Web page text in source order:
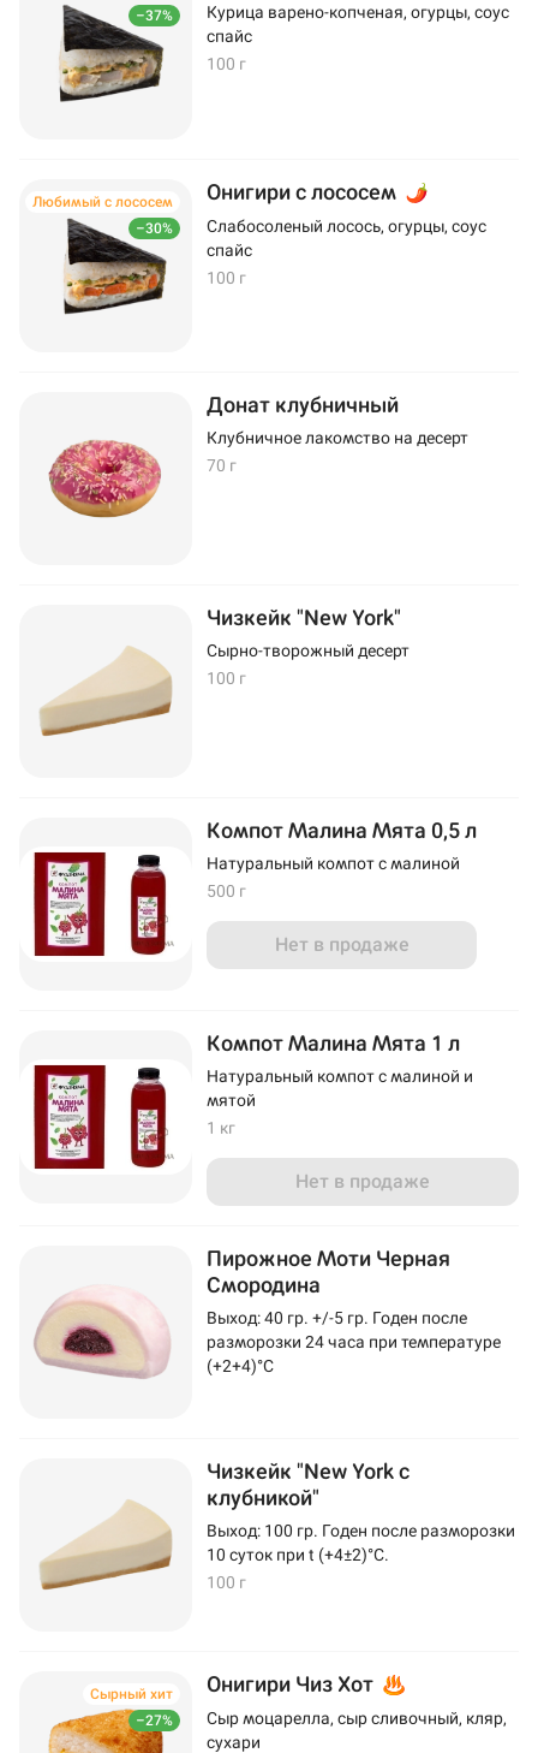
–37%
Курица варено-копченая, огурцы, соус
спайс
100 г
–30%
Любимый с лососем Онигири с лососем
Слабосоленый лосось, огурцы, соус
спайс
100 г
Донат клубничный
Клубничное лакомство на десерт
70 г
Чизкейк "New York"
Сырно-творожный десерт
100 г
Компот Малина Мята 0,5 л
Натуральный компот с малиной
500 г
Нет в продаже
Компот Малина Мята 1 л
Натуральный компот с малиной и
мятой
1 кг
Нет в продаже
Пирожное Моти Черная
Смородина
Выход: 40 гр. +/-5 гр. Годен после
разморозки 24 часа при температуре
(+2+4)°C
Чизкейк "New York с
клубникой"
Выход: 100 гр. Годен после разморозки
10 суток при t (+4±2)°C.
100 г
–27%
Сырный хит Онигири Чиз Хот
Сыр моцарелла, сыр сливочный, кляр,
сухари